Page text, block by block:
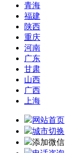
青海
福建
陕西
重庆
河南
广东
甘肃
山西
广西
上海
网站首页
城市切换
添加微信